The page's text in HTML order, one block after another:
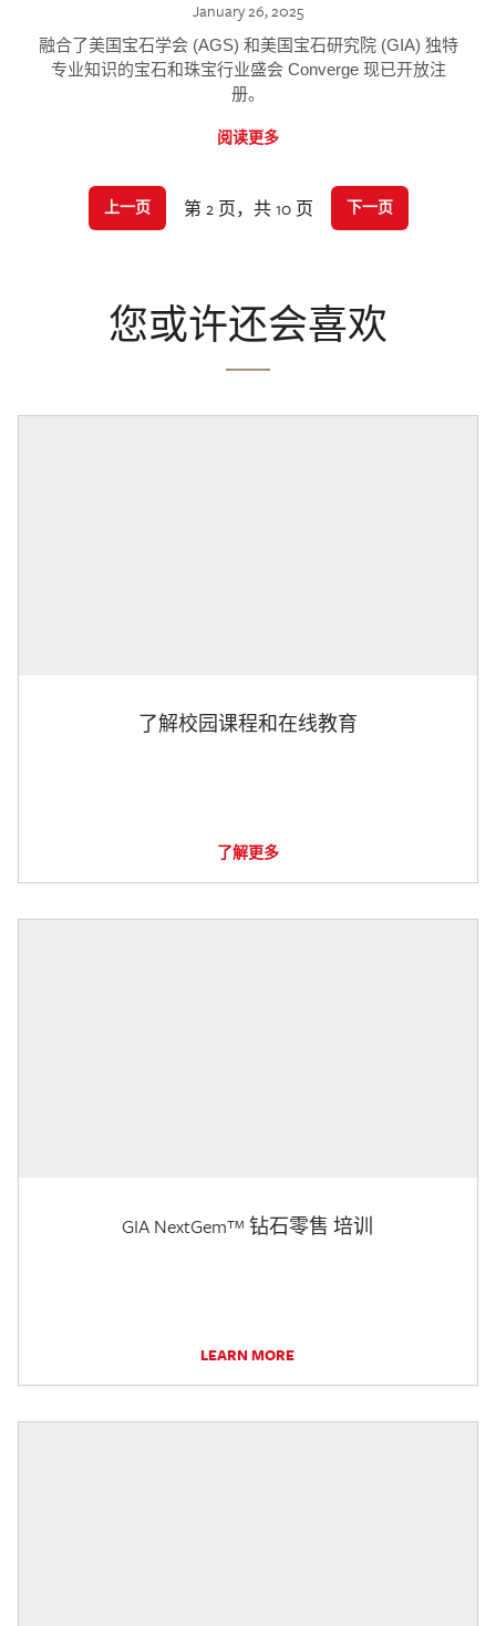
January 26, 2025
融合了美国宝石学会 (AGS) 和美国宝石研究院 (GIA) 独特
专业知识的宝石和珠宝行业盛会 Converge 现已开放注
册。
阅读更多
上一页 第 2 页，共 10 页 下一页
您或许还会喜欢
了解校园课程和在线教育
了解更多
GIA NextGem™ 钻石零售 培训
LEARN MORE